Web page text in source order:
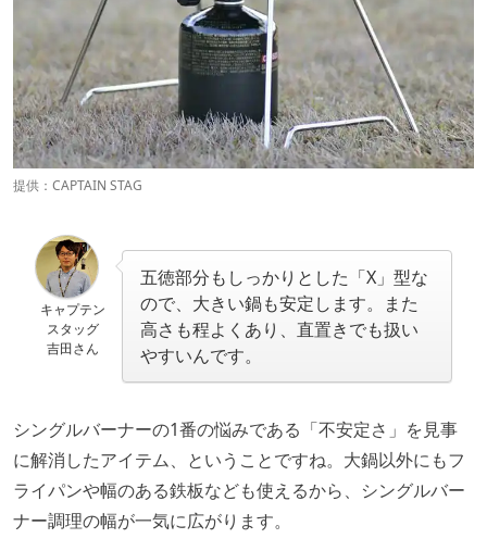
提供：CAPTAIN STAG
キャプテン
スタッグ
吉田さん
五徳部分もしっかりとした「X」型な
ので、大きい鍋も安定します。また
高さも程よくあり、直置きでも扱い
やすいんです。
シングルバーナーの1番の悩みである「不安定さ」を見事
に解消したアイテム、ということですね。大鍋以外にもフ
ライパンや幅のある鉄板なども使えるから、シングルバー
ナー調理の幅が一気に広がります。